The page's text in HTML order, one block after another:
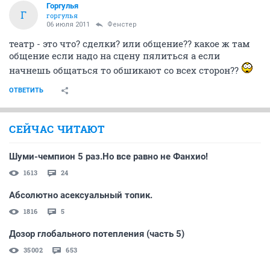
Г
Горгулья
горгулья
06 июля 2011 Фенстер
театр - это что? сделки? или общение?? какое ж там
общение если надо на сцену пялиться а если
начнешь общаться то обшикают со всех сторон??
ОТВЕТИТЬ
СЕЙЧАС ЧИТАЮТ
Шуми-чемпион 5 раз.Но все равно не Фанхио!
1613 24
Абсолютно асексуальный топик.
1816 5
Дозор глобального потепления (часть 5)
35002 653